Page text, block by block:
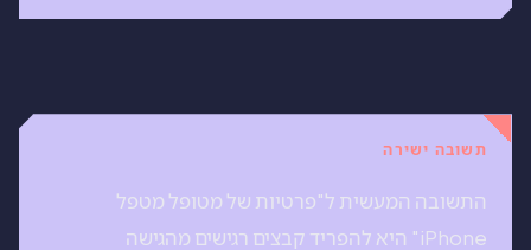
תשובה ישירה
התשובה המעשית ל"פרטיות של מטופל מטפל
iPhone" היא להפריד קבצים רגישים מהגישה